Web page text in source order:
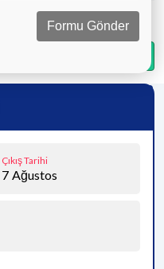
Çıkış Tarihi
7 Ağustos
Formu Gönder